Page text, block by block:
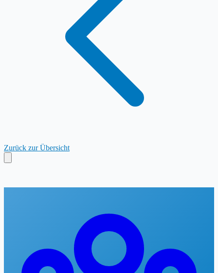
Zurück zur Übersicht